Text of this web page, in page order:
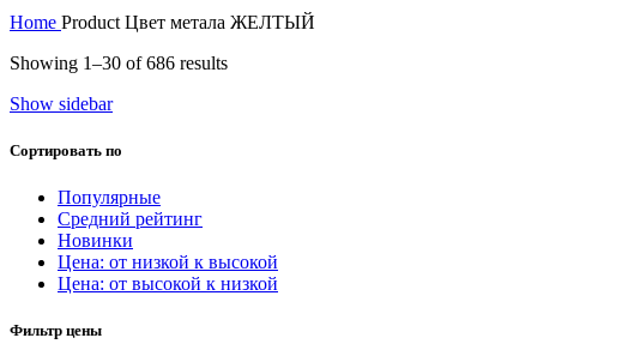
Home Product Цвет метала ЖЕЛТЫЙ
Showing 1–30 of 686 results
Show sidebar
Сортировать по
Популярные
Средний рейтинг
Новинки
Цена: от низкой к высокой
Цена: от высокой к низкой
Фильтр цены